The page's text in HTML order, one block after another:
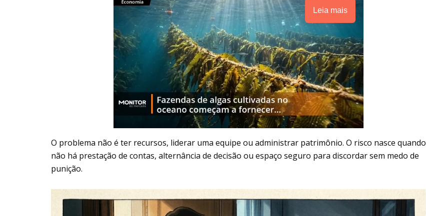
Leia mais
O problema não é ter recursos, liderar uma equipe ou administrar patrimônio. O risco nasce quando
não há prestação de contas, alternância de decisão ou espaço seguro para discordar sem medo de
punição.